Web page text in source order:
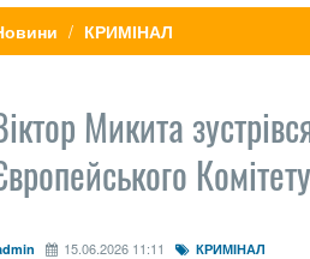
КРИМІНАЛ
Микита
15.06.2026 11:11 КРИМІНАЛ